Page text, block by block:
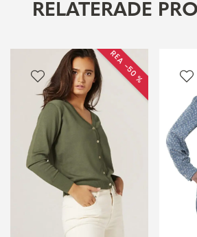
RELATERADE
REA −50 %